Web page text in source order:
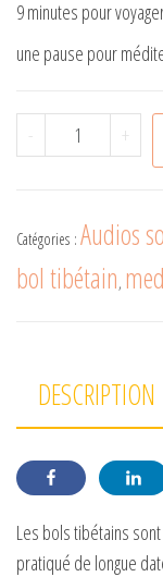
9 minutes pour
une pause pour
- quantité de
+
Catégories : Audios
bol tibétain,
DESCRIPTION
Les bols tibétains
pratiqué de longue